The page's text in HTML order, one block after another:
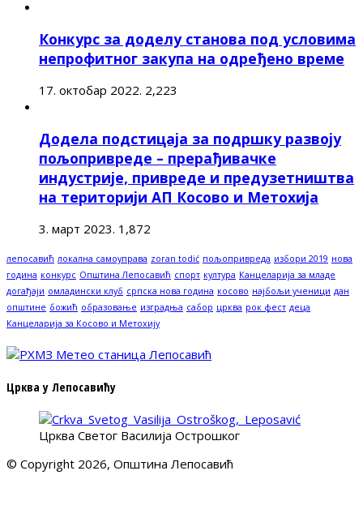
Конкурс за доделу станова под условима
непрофитног закупа на одређено време
17. октобар 2022. 2,223
Додела подстицаја за подршку развоју
пољопривреде – прерађивачке
индустрије, привреде и предузетништва
на територији АП Косово и Метохија
3. март 2023. 1,872
лепосавић локална самоуправа zoran todić пољопривреда избори 2019 нова
година конкурс Општина Лепосавић спорт култура Канцеларија за младе
догађаји омладински клуб српска нова година косово најбољи ученици дан
општине божић образовање изградња сабор црква рок фест деца
Канцеларија за Косово и Метохију
Црква у Лепосавићу
Црква Светог Василија Острошког
© Copyright 2026, Општина Лепосавић